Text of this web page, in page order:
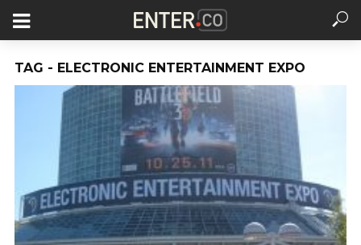
TAG - ELECTRONIC ENTERTAINMENT EXPO